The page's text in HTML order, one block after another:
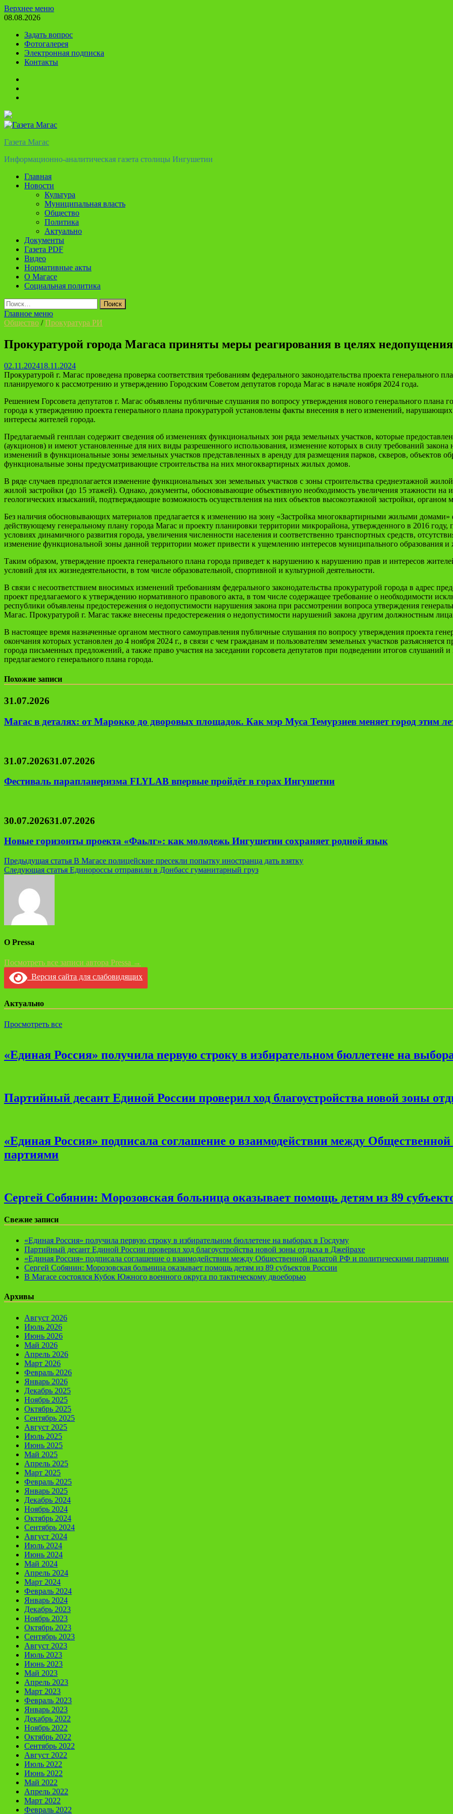
Перейти
к
Верхнее меню
08.08.2026
Задать вопрос
Фотогалерея
Электронная подписка
Контакты
Газета Магас
Информационно-аналитическая газета столицы Ингушетии
Главная
Новости
Культура
Муниципальная власть
Общество
Политика
Актуально
Документы
Газета PDF
Видео
Нормативные акты
О Магасе
Социальная политика
Найти:
Главное меню
Общество /Прокуратура РИ
Прокуратурой города Магаса приняты меры реагирования в целях
02.11.202418.11.2024
Прокуратурой г. Магас проведена проверка соответствия требованиям федерального законодательства проекта генерального
планируемого к рассмотрению и утверждению Городским Советом депутатов города Магас в начале ноября 2024 года.
Решением Горсовета депутатов г. Магас объявлены публичные слушания по вопросу утверждения нового генерального плана
города к утверждению проекта генерального плана прокуратурой установлены факты внесения в него изменений, нарушающих
интересы жителей города.
Предлагаемый генплан содержит сведения об изменениях функциональных зон ряда земельных участков, которые
(аукционов) и имеют установленные для них виды разрешенного использования, изменение которых в силу требований
изменений в функциональные зоны земельных участков представленных в аренду для размещения парков, скверов, объектов
функциональные зоны предусматривающие строительства на них многоквартирных жилых домов.
В ряде случаев предполагается изменение функциональных зон земельных участков с зоны строительства среднеэтажной
жилой застройки (до 15 этажей). Однако, документы, обосновывающие объективную необходимость увеличения этажности на
геологических изысканий, подтверждающие возможность осуществления на них объектов высокоэтажной застройки, органом
Без наличия обосновывающих материалов предлагается к изменению на зону «Застройка многоквартирными жилыми домами»
действующему генеральному плану города Магас и проекту планировки территории микрорайона, утвержденного в 2016
условиях динамичного развития города, увеличения численности населения и соответственно транспортных средств,
изменение функциональной зоны данной территории может привести к ущемлению интересов муниципального образования и
Таким образом, утверждение проекта генерального плана города приведет к нарушению к нарушению прав и интересов
условий для их жизнедеятельности, в том числе образовательной, спортивной и культурной деятельности.
В связи с несоответствием вносимых изменений требованиям федерального законодательства прокуратурой города в адрес
проект предлагаемого к утверждению нормативного правового акта, в том числе содержащее требование о необходимости
республики объявлены предостережения о недопустимости нарушения закона при рассмотрении вопроса утверждения
Магас. Прокуратурой г. Магас также внесены предостережения о недопустимости нарушений закона другим должностным
В настоящее время назначенные органом местного самоуправления публичные слушания по вопросу утверждения проекта
окончания которых установлен до 4 ноября 2024 г., в связи с чем гражданам и пользователям земельных участков
города письменных предложений, а также право участия на заседании горсовета депутатов при подведении итогов слушаний
предлагаемого генерального плана города.
Похожие записи
31.07.2026
Магас в деталях: от Марокко до дворовых площадок. Как мэр Муса Темурзиев меняет город этим
31.07.202631.07.2026
Фестиваль парапланеризма FLYLAB впервые пройдёт в горах Ингушетии
30.07.202631.07.2026
Новые горизонты проекта «Фаьлг»: как молодежь Ингушетии сохраняет родной язык
Навигация
по
записям
Предыдущая статья В Магасе полицейские пресекли попытку иностранца дать взятку
Следующая статья Единороссы отправили в Донбасс гуманитарный груз
О Pressa
Посмотреть все записи автора Pressa →
Версия сайта для слабовидящих
Актуально
Просмотреть все
«Единая Россия» получила первую строку в избирательном бюллетене на
Партийный десант Единой России проверил ход благоустройства новой зоны
«Единая Россия» подписала соглашение о взаимодействии между
партиями
Сергей Собянин: Морозовская больница оказывает помощь детям из 89
Свежие записи
«Единая Россия» получила первую строку в избирательном бюллетене на выборах в Госдуму
Партийный десант Единой России проверил ход благоустройства новой зоны отдыха в Джейрахе
«Единая Россия» подписала соглашение о взаимодействии между Общественной палатой РФ и политическими партиями
Сергей Собянин: Морозовская больница оказывает помощь детям из 89 субъектов России
В Магасе состоялся Кубок Южного военного округа по тактическому двоеборью
Архивы
Август 2026
Июль 2026
Июнь 2026
Май 2026
Апрель 2026
Март 2026
Февраль 2026
Январь 2026
Декабрь 2025
Ноябрь 2025
Октябрь 2025
Сентябрь 2025
Август 2025
Июль 2025
Июнь 2025
Май 2025
Апрель 2025
Март 2025
Февраль 2025
Январь 2025
Декабрь 2024
Ноябрь 2024
Октябрь 2024
Сентябрь 2024
Август 2024
Июль 2024
Июнь 2024
Май 2024
Апрель 2024
Март 2024
Февраль 2024
Январь 2024
Декабрь 2023
Ноябрь 2023
Октябрь 2023
Сентябрь 2023
Август 2023
Июль 2023
Июнь 2023
Май 2023
Апрель 2023
Март 2023
Февраль 2023
Январь 2023
Декабрь 2022
Ноябрь 2022
Октябрь 2022
Сентябрь 2022
Август 2022
Июль 2022
Июнь 2022
Май 2022
Апрель 2022
Март 2022
Февраль 2022